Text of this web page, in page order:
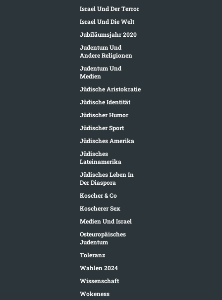
Israel Und Der Terror
Israel Und Die Welt
Jubiläumsjahr 2020
Judentum Und
Andere Religionen
Judentum Und
Medien
Jüdische Aristokratie
Jüdische Identität
Jüdischer Humor
Jüdischer Sport
Jüdisches Amerika
Jüdisches
Lateinamerika
Jüdisches Leben In
Der Diaspora
Koscher & Co
Koscherer Sex
Medien Und Israel
Osteuropäisches
Judentum
Toleranz
Wahlen 2024
Wissenschaft
Wokeness